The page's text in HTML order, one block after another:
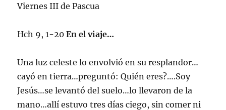
Viernes III de Pascua
Hch 9, 1-20En el viaje…
Una luz celeste lo envolvió en su resplandor…
cayó en tierra…preguntó: Quién eres?….Soy
Jesús…se levantó del suelo…lo llevaron de la
mano…allí estuvo tres días ciego, sin comer ni